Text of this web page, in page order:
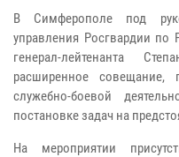
В Симферополе под
управления Росгвардии
генерал-лейтенанта
расширенное совещание,
служебно-боевой
постановке задач на
На мероприятии